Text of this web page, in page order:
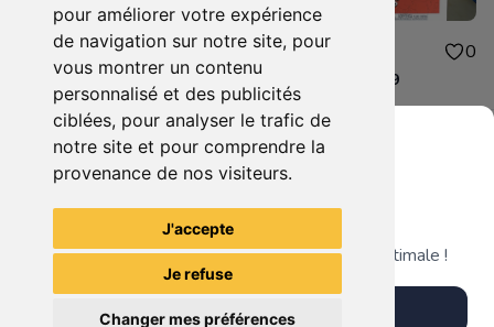
pour améliorer votre expérience
de navigation sur notre site, pour
vous montrer un contenu
personnalisé et des publicités
ciblées, pour analyser le trafic de
notre site et pour comprendre la
provenance de nos visiteurs.
J'accepte
Je refuse
Changer mes préférences
17.00€ 0
Belly Dancer Homer 1144
40.00€ 0
Couch Homer 909
Voir tous les articles du vendeur
Grenier du Geek
Télécharge notre app pour une expérience optimale !
Télécharger l'app